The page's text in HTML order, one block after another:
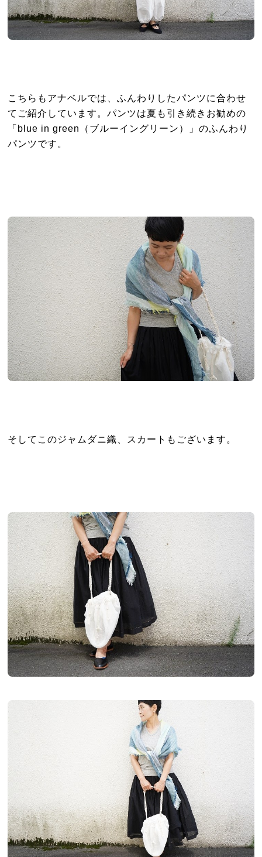
こちらもアナベルでは、ふんわりしたパンツに合わせ
てご紹介しています。パンツは夏も引き続きお勧めの
「blue in green（ブルーイングリーン）」のふんわり
パンツです。
そしてこのジャムダニ織、スカートもございます。